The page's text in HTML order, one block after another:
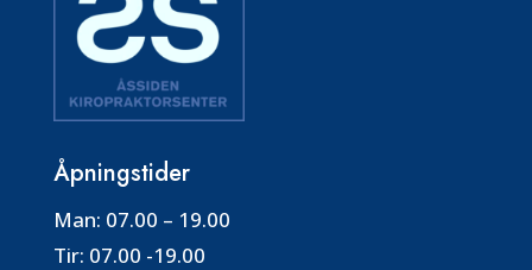
Åpningstider
Man: 07.00 – 19.00
Tir: 07.00 -19.00